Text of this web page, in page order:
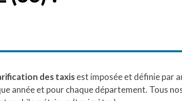
des taxisest imposée et définie par
année et pour chaque département. Tous